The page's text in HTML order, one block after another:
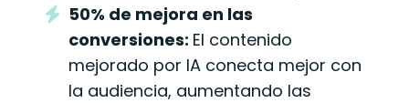
50% de mejora en las
conversiones: El contenido
mejorado por IA conecta mejor con
la audiencia, aumentando las